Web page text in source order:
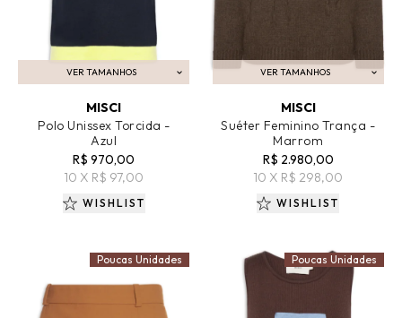
VER TAMANHOS
ADICIONAR AO CARRINHO
MISCI
Polo Unissex Torcida -
Azul
R$ 970,00
10 X R$ 97,00
WISHLIST
VER TAMANHOS
ADICIONAR AO CARRINHO
MISCI
Suéter Feminino Trança -
Marrom
R$ 2.980,00
10 X R$ 298,00
WISHLIST
Poucas Unidades Poucas Unidades